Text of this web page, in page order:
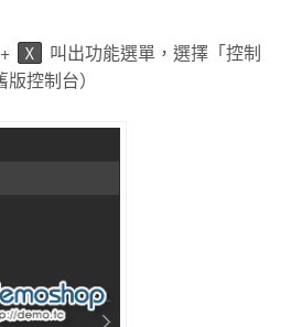
+ X
叫出功能選單，選擇「控制
控制台）